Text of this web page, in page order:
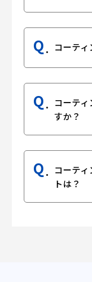
Q コーテ
Q
コーテ
すか？
Q
コーテ
トは？